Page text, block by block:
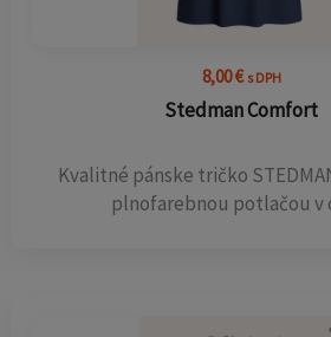
8,00€ s DPH
Stedman Comfort
Kvalitné pánske tričko
plnofarebnou potlačou v